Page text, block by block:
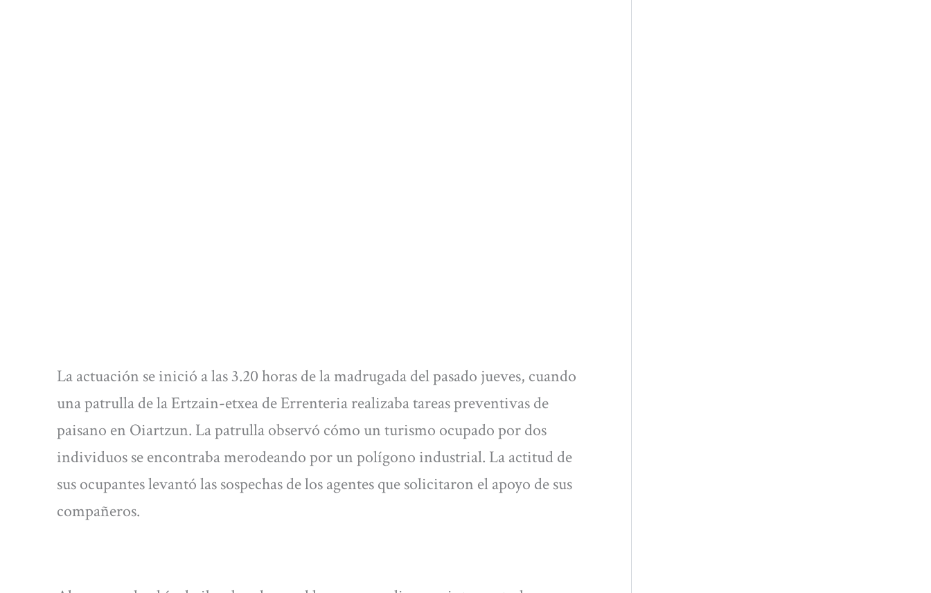
La actuación se inició a las 3.20 horas de la madrugada del pasado jueves, cuando
una patrulla de la Ertzain-etxea de Errenteria realizaba tareas preventivas de
paisano en Oiartzun. La patrulla observó cómo un turismo ocupado por dos
individuos se encontraba merodeando por un polígono industrial. La actitud de
sus ocupantes levantó las sospechas de los agentes que solicitaron el apoyo de sus
compañeros.